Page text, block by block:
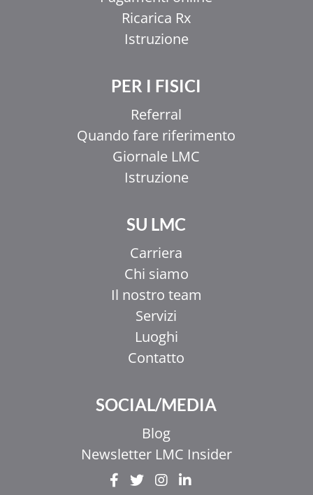
Ricarica Rx
Istruzione
PER I FISICI
Referral
Quando fare riferimento
Giornale LMC
Istruzione
SU LMC
Carriera
Chi siamo
Il nostro team
Servizi
Luoghi
Contatto
SOCIAL/MEDIA
Blog
Newsletter LMC Insider